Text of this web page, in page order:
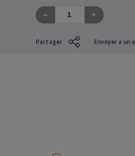
- +
Partager Envoyer à un